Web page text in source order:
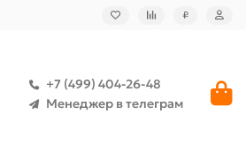
₽
+7 (499) 404-26-48
Менеджер в телеграм